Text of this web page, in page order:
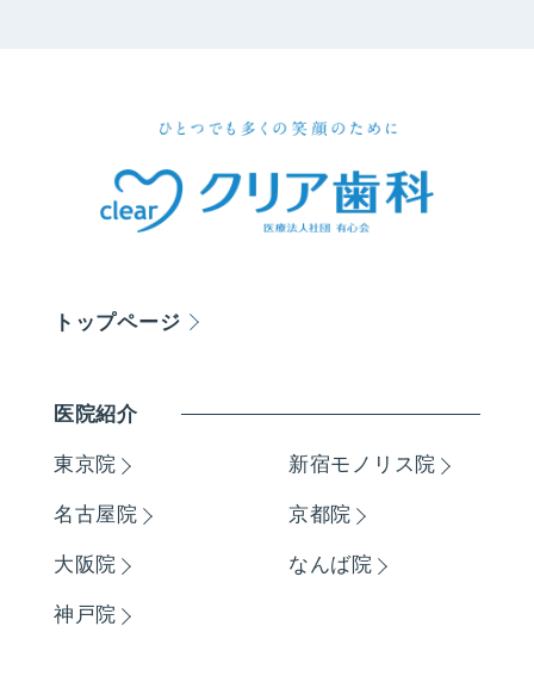
トップページ
医院紹介
東京院 新宿モノリス院
名古屋院 京都院
大阪院 なんば院
神戸院